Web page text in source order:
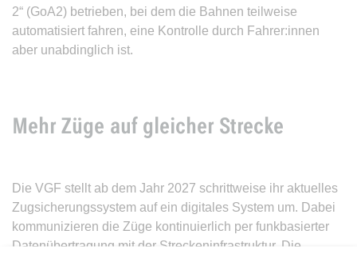
2“ (GoA2) betrieben, bei dem die Bahnen teilweise
automatisiert fahren, eine Kontrolle durch Fahrer:innen
aber unabdinglich ist.
Mehr Züge auf gleicher Strecke
Die VGF stellt ab dem Jahr 2027 schrittweise ihr aktuelles
Zugsicherungssystem auf ein digitales System um. Dabei
kommunizieren die Züge kontinuierlich per funkbasierter
Datenübertragung mit der Streckeninfrastruktur. Die